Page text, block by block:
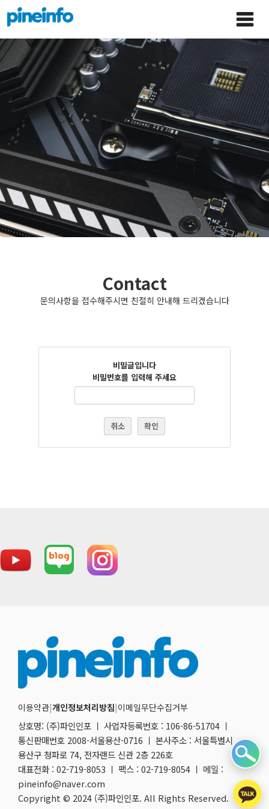
콘텐츠로
건너뛰기
Main
Menu
Contact
문의사항을 접수해주시면 친절히 안내해 드리겠습니다
비밀글입니다
비밀번호를 입력해 주세요
취소 확인
이용약관|개인정보처리방침|이메일무단수집거부
상호명: (주)파인인포 ㅣ 사업자등록번호 : 106-86-51704 ㅣ
통신판매번호 2008-서울용산-0716 ㅣ 본사주소 : 서울특별시
용산구 청파로 74, 전자랜드 신관 2층 226호
대표전화 : 02-719-8053 ㅣ 팩스 : 02-719-8054 ㅣ 메일 :
pineinfo@naver.com
Copyright © 2024 (주)파인인포. All Rights Reserved.
파인인포 홈으로 이동